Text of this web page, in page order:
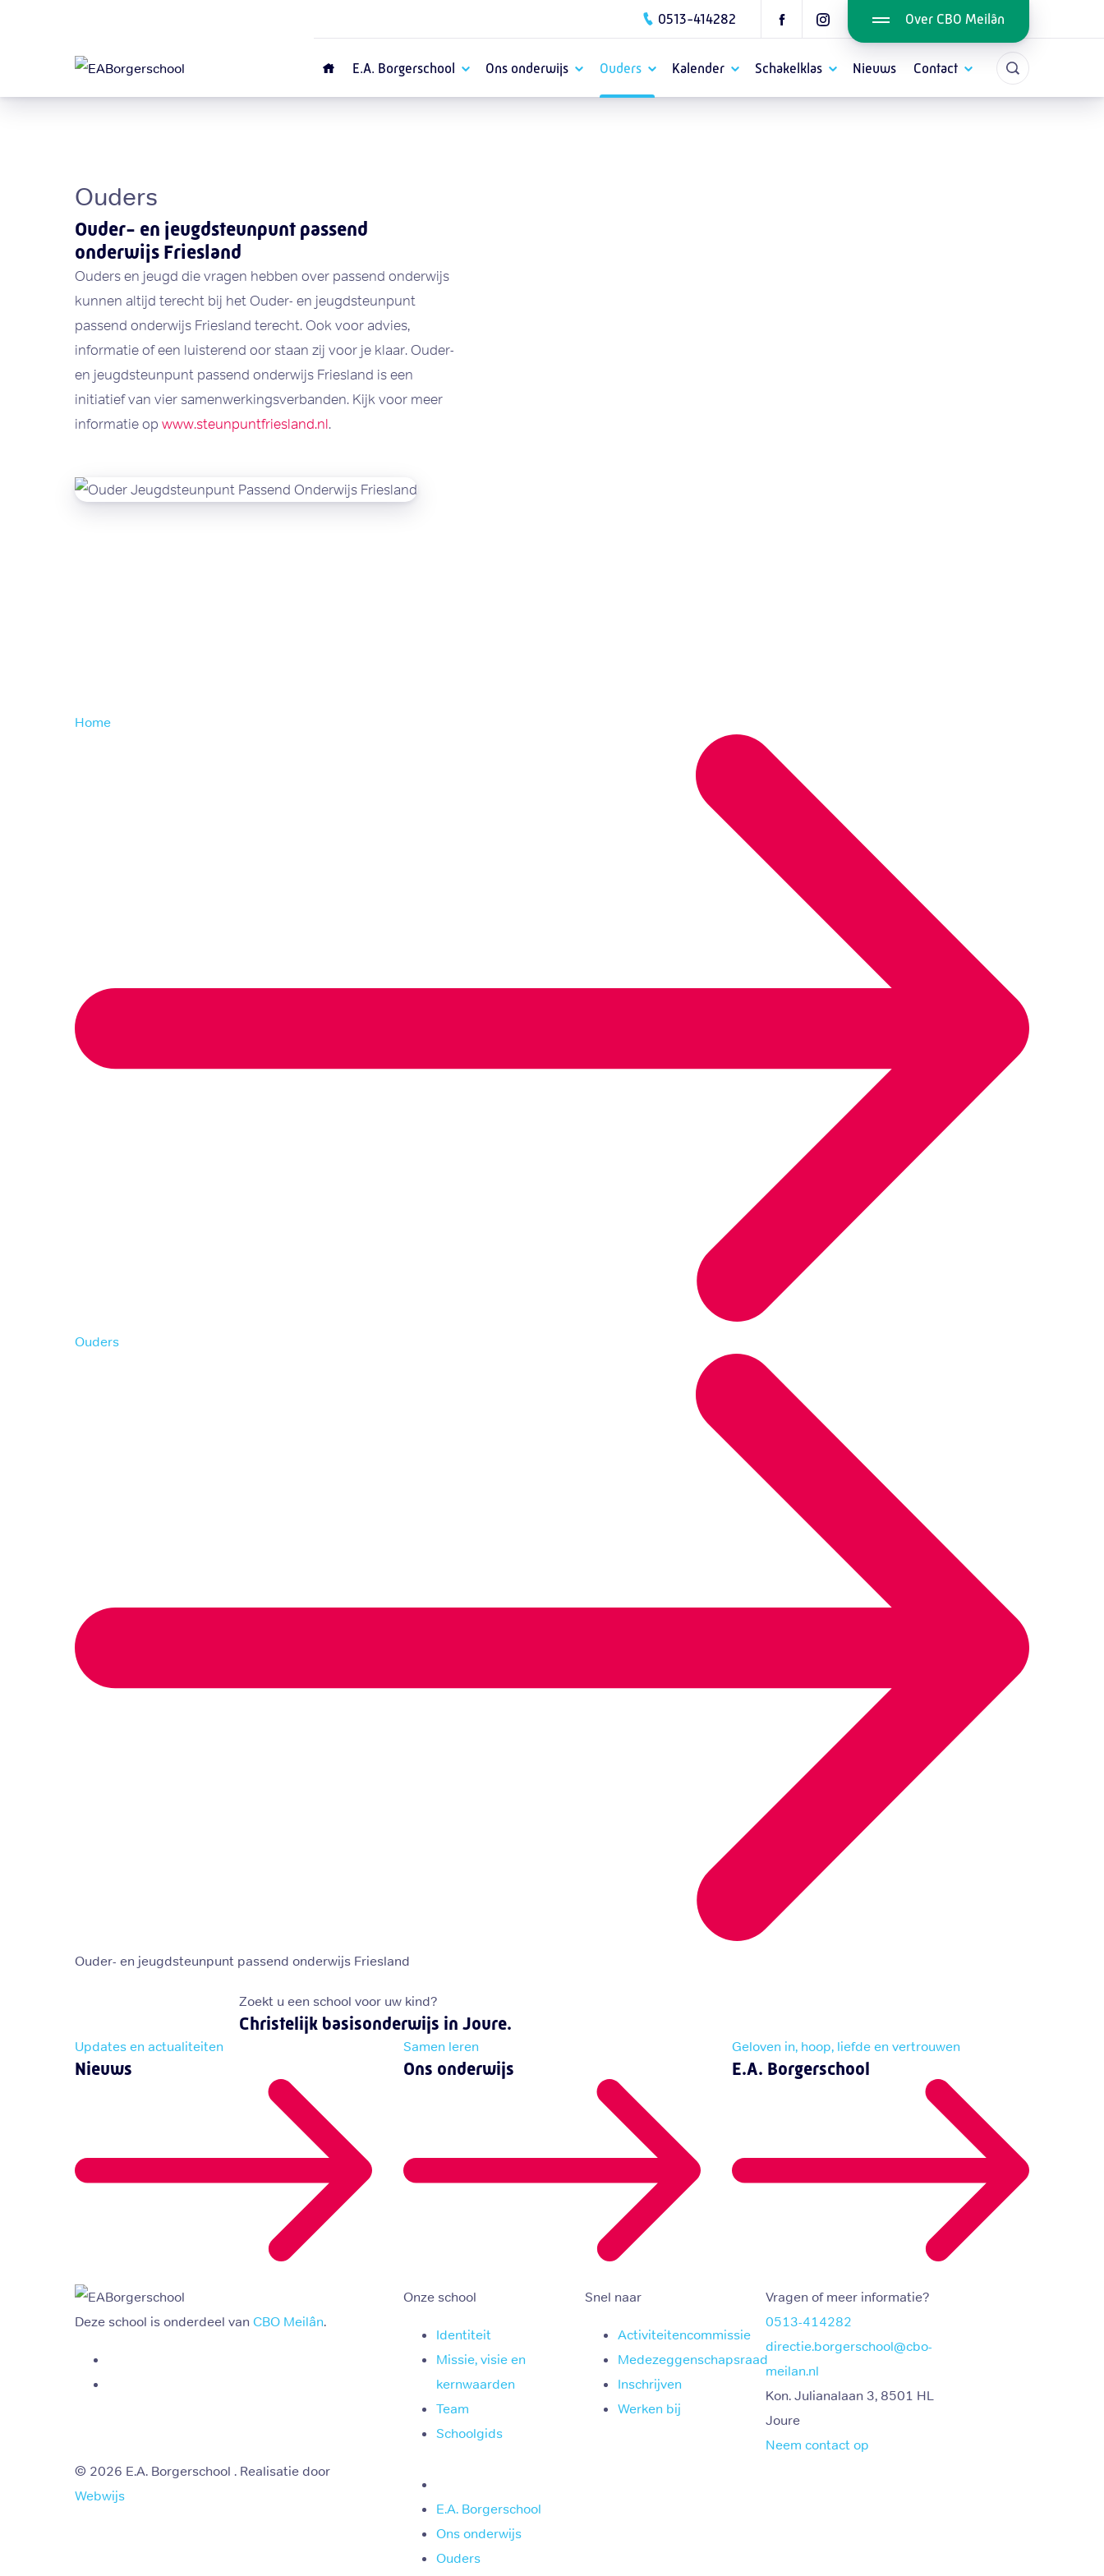
0513-414282 Over CBO Meilân
E.A. Borgerschool Ons onderwijs Ouders Kalender Schakelklas Nieuws Contact
Ouders
Ouder- en jeugdsteunpunt passend
onderwijs Friesland
Ouders en jeugd die vragen hebben over passend onderwijs
kunnen altijd terecht bij het Ouder- en jeugdsteunpunt
passend onderwijs Friesland terecht. Ook voor advies,
informatie of een luisterend oor staan zij voor je klaar. Ouder-
en jeugdsteunpunt passend onderwijs Friesland is een
initiatief van vier samenwerkingsverbanden. Kijk voor meer
informatie op www.steunpuntfriesland.nl.
Home
Ouders
Ouder- en jeugdsteunpunt passend onderwijs Friesland
Zoekt u een school voor uw kind?
Christelijk basisonderwijs in Joure.
Updates en actualiteiten
Nieuws
Samen leren
Ons onderwijs
Geloven in, hoop, liefde en vertrouwen
E.A. Borgerschool
Deze school is onderdeel van CBO Meilân.
Onze school
Identiteit
Missie, visie en
kernwaarden
Team
Schoolgids
Snel naar
Activiteitencommissie
Medezeggenschapsraad
Inschrijven
Werken bij
Vragen of meer informatie?
0513-414282
directie.borgerschool@cbo-
meilan.nl
Kon. Julianalaan 3, 8501 HL
Joure
Neem contact op
© 2026 E.A. Borgerschool . Realisatie door
Webwijs
E.A. Borgerschool
Ons onderwijs
Ouders